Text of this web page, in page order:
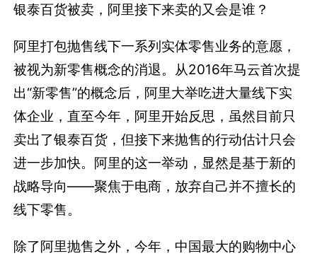
银泰百货被卖，阿里接下来卖的又会是谁？
阿里打包抛售线下一系列实体零售业务的意愿，
被视为新零售概念的消退。从2016年马云首次提
出“新零售”的概念后，阿里大举吃进大量线下实
体企业，直至今年，阿里开始反思，虽然目前只
卖出了银泰百货，但接下来抛售的行动估计只会
进一步加快。阿里的这一举动，显然是基于新的
战略导向——聚焦于电商，放弃自己并不擅长的
线下零售。
除了阿里抛售之外，今年，中国最大的购物中心